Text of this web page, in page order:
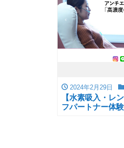
2024年2月29日
【水素吸入・レ
フパートナー体